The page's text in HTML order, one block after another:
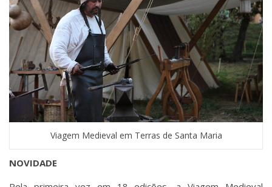
Viagem Medieval em Terras de Santa Maria
NOVIDADE